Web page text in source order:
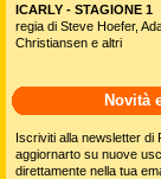
ICARLY - STAGIONE 1
regia di Steve Hoefer,
Christiansen e altri
Novità
Iscriviti alla newsletter
aggiornarto su nuove
direttamente nella tua